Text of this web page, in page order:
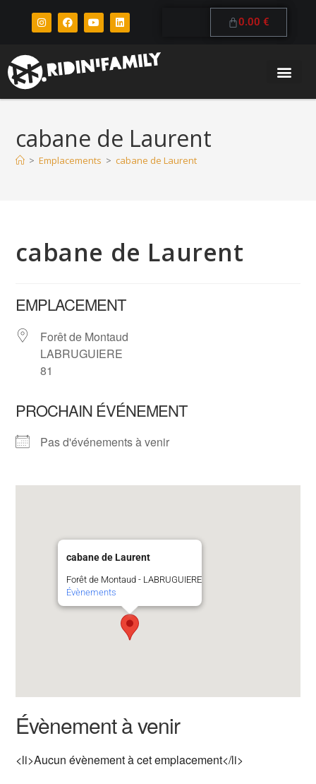
0.00 €
cabane de Laurent
> Emplacements > cabane de Laurent
cabane de Laurent
EMPLACEMENT
Forêt de Montaud
LABRUGUIERE
81
PROCHAIN ÉVÉNEMENT
Pas d'événements à venir
cabane de Laurent
Forêt de Montaud - LABRUGUIERE
Évènements
Évènement à venir
<li>Aucun évènement à cet emplacement</li>